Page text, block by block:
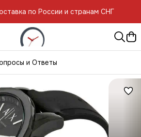
по России и странам СНГ
и Ответы